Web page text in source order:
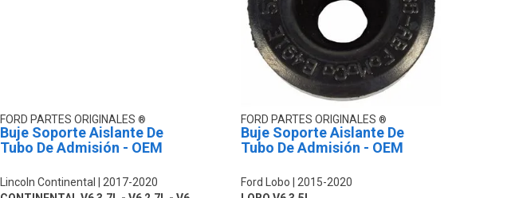
FORD PARTES ORIGINALES
Buje Soporte Aislante De
Tubo De Admisión - OEM
Lincoln Continental
2017-2020
FORD PARTES ORIGINALES
Buje Soporte Aislante De
Tubo De Admisión - OEM
Ford Lobo
2015-2020